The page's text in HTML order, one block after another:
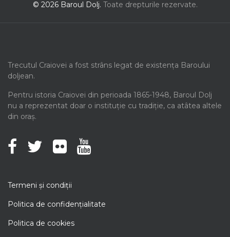
© 2026 Baroul Dolj. Toate drepturile rezervate.
Trecutul Craiovei a fost strâns legat de existența Baroului
doljean.
Pentru istoria Craiovei din perioada 1865-1948, Baroul Dolj
nu a reprezentat doar o instituție cu tradiție, ca atâtea altele
din oraș.
Termeni şi condiţii
Politica de confidenţialitate
Politica de cookies